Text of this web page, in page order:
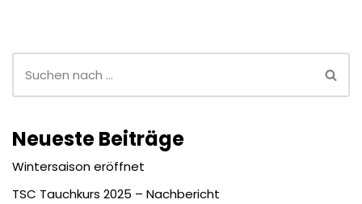
Neueste Beiträge
Wintersaison eröffnet
TSC Tauchkurs 2025 – Nachbericht